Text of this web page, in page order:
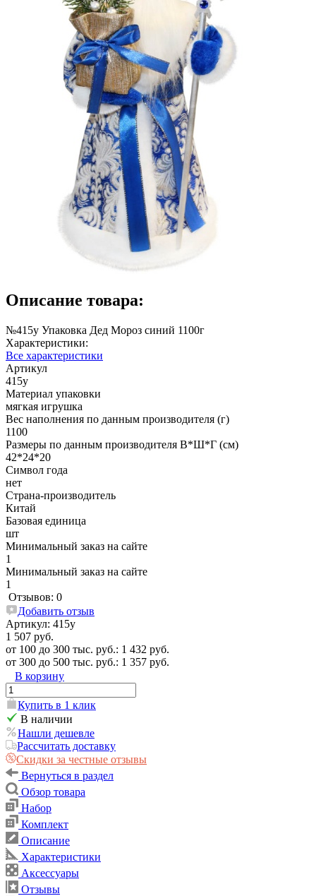
Описание товара:
№415у Упаковка Дед Мороз синий 1100г
Характеристики:
Все характеристики
Артикул
415у
Материал упаковки
мягкая игрушка
Вес наполнения по данным производителя (г)
1100
Размеры по данным производителя В*Ш*Г (см)
42*24*20
Символ года
нет
Страна-производитель
Китай
Базовая единица
шт
Минимальный заказ на сайте
1
Минимальный заказ на сайте
1
Отзывов: 0
Добавить отзыв
Артикул: 415у
1 507 руб.
от 100 до 300 тыс. руб.: 1 432 руб.
от 300 до 500 тыс. руб.: 1 357 руб.
В корзину
Купить в 1 клик
В наличии
Нашли дешевле
Рассчитать доставку
Скидки за честные отзывы
Вернуться в раздел
Обзор товара
Набор
Комплект
Описание
Характеристики
Аксессуары
Отзывы